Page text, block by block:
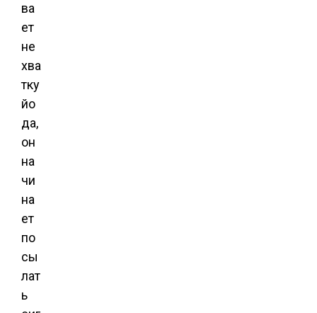
ва
ет
не
хва
тку
йо
да,
он
на
чи
на
ет
по
сы
лат
ь